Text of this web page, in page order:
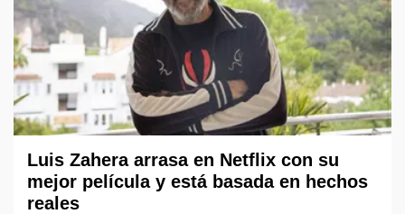
Luis Zahera arrasa en Netflix con su
mejor película y está basada en hechos
reales